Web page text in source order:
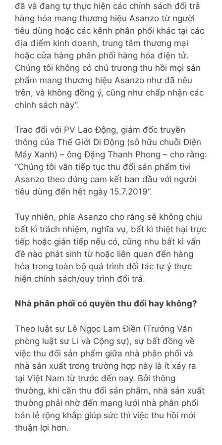
đã và đang tự thực hiện các chính sách đổi trả
hàng hóa mang thương hiệu Asanzo từ người
tiêu dùng hoặc các kênh phân phối khác tại các
địa điểm kinh doanh, trung tâm thương mại
hoặc cửa hàng phân phối hàng hóa điện tử.
Chúng tôi không có chủ trương thu hồi mọi sản
phẩm mang thương hiệu Asanzo như đã nêu
trên, và không đồng ý, cũng như chấp nhận các
chính sách này”.
Trao đổi với PV Lao Động, giám đốc truyền
thông của Thế Giới Di Động (sở hữu chuỗi Điện
Máy Xanh) – ông Đặng Thanh Phong – cho rằng:
“Chúng tôi vẫn tiếp tục thu đổi sản phẩm tivi
Asanzo theo đúng cam kết ban đầu với người
tiêu dùng đến hết ngày 15.7.2019”.
Tuy nhiên, phía Asanzo cho rằng sẽ không chịu
bất kì trách nhiệm, nghĩa vụ, bất kì thiệt hại trực
tiếp hoặc gián tiếp nếu có, cũng nhu bất kì vấn
đề nào phát sinh từ hoặc liên quan đến hàng
hóa trong toàn bộ quá trình đối tác tự ý thực
hiện chính sách/quy trình đổi trả.
Nhà phân phối có quyền thu đổi hay không?
Theo luật sư Lê Ngọc Lam Điền (Trưởng Văn
phòng luật sư Li và Cộng sự), sự bất đồng về
việc thu đổi sản phẩm giữa nhà phân phối và
nhà sản xuất trong trường hợp này là ít xảy ra
tại Việt Nam từ trước đến nay. Bởi thông
thường, khi cần thu đổi sản phẩm, nhà sản xuất
thường phải nhờ đến mạng lưới nhà phân phối
bán lẻ rộng khắp giúp sức thì việc thu hồi mới
thuận lợi hơn.